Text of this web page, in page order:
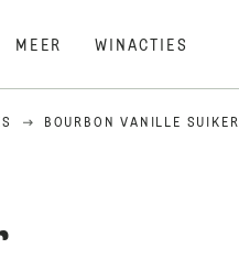
MEER WINACTIES
BOURBON VANILLE SUIKER